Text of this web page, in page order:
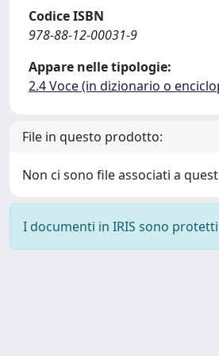
Codice ISBN
978-88-12-00031-9
Appare nelle tipologie:
2.4 Voce (in dizionario o
File in questo prodotto:
Non ci sono file associati a
I documenti in IRIS sono